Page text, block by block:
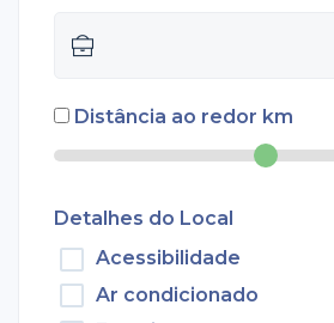
Distância ao redor km
Detalhes do Local
Acessibilidade
Ar condicionado